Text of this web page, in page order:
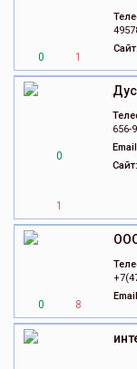
0 1
Сайт:
0
1
656-
Сайт:
0 8